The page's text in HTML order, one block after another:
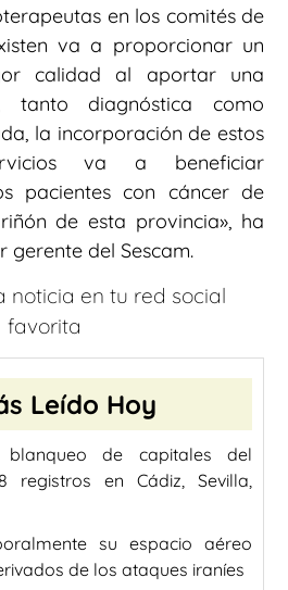
en los comités de
va a proporcionar un
calidad al aportar una
tanto diagnóstica como
la incorporación de estos
va a beneficiar
pacientes con cáncer de
de esta provincia», ha
gerente del Sescam.
noticia en tu red social
favorita
Leído Hoy
de capitales del
registros en Cádiz, Sevilla,
su espacio aéreo
de los ataques iraníes